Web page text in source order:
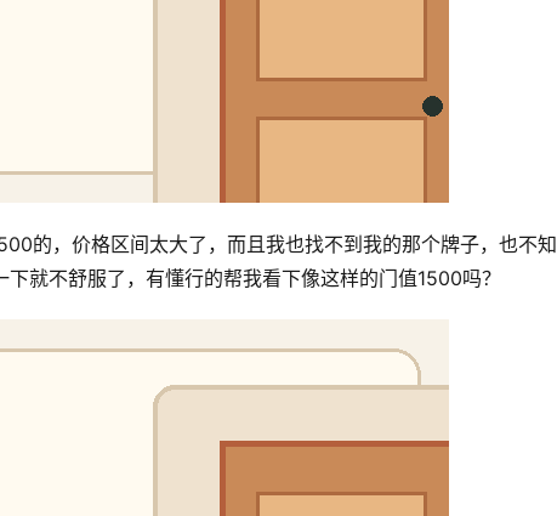
的，价格区间太大了，而且我也找不到我的那个牌子，也不知
就不舒服了，有懂行的帮我看下像这样的门值1500吗？